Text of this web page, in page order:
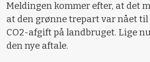
Meldingen kommer efter, at det
at den grønne trepart var nået
CO2-afgift på landbruget. Lige
den nye aftale.